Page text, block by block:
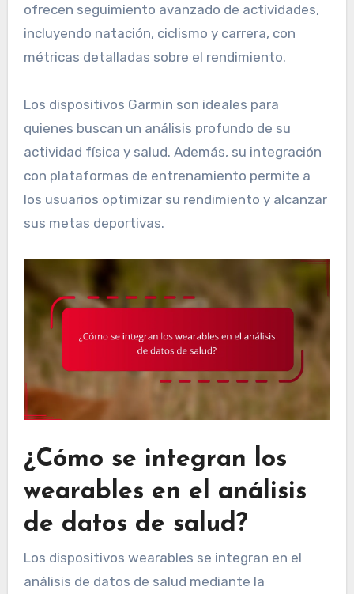
ofrecen seguimiento avanzado de actividades,
incluyendo natación, ciclismo y carrera, con
métricas detalladas sobre el rendimiento.
Los dispositivos Garmin son ideales para
quienes buscan un análisis profundo de su
actividad física y salud. Además, su integración
con plataformas de entrenamiento permite a
los usuarios optimizar su rendimiento y alcanzar
sus metas deportivas.
¿Cómo se integran los
wearables en el análisis
de datos de salud?
Los dispositivos wearables se integran en el
análisis de datos de salud mediante la